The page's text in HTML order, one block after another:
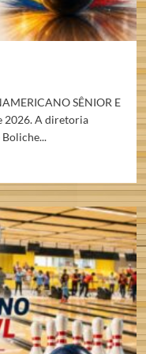
SÊNIOR E
2026. A diretoria